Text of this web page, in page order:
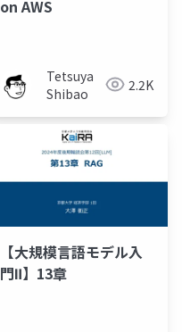
on AWS
Tetsuya
Shibao
2.2K
【大規模言語モデル入
門Ⅱ】13章